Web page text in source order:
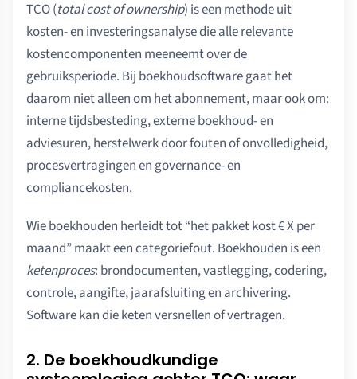
TCO (total cost of ownership) is een methode uit
kosten- en investeringsanalyse die alle relevante
kostencomponenten meeneemt over de
gebruiksperiode. Bij boekhoudsoftware gaat het
daarom niet alleen om het abonnement, maar ook om:
interne tijdsbesteding, externe boekhoud- en
adviesuren, herstelwerk door fouten of onvolledigheid,
procesvertragingen en governance- en
compliancekosten.
Wie boekhouden herleidt tot “het pakket kost € X per
maand” maakt een categoriefout. Boekhouden is een
ketenproces: brondocumenten, vastlegging, codering,
controle, aangifte, jaarafsluiting en archivering.
Software kan die keten versnellen of vertragen.
2. De boekhoudkundige